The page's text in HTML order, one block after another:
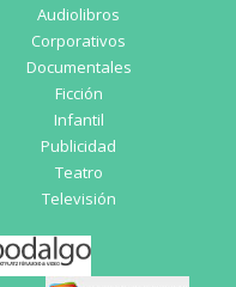
Audiolibros
Corporativos
Documentales
Ficción
Infantil
Publicidad
Teatro
Televisión
Bodalgo